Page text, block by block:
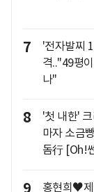
7
'전자발찌
격.."49평
나"
8
'첫 내한'
마자 소금
돔行 [Oh!
홍현희♥제